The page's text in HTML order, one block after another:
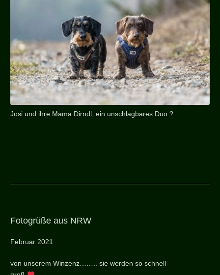
Josi und ihre Mama Dirndl, ein unschlagbares Duo ?
Fotogrüße aus NRW
Februar 2021
von unserem Winzenz…….. sie werden so schnell